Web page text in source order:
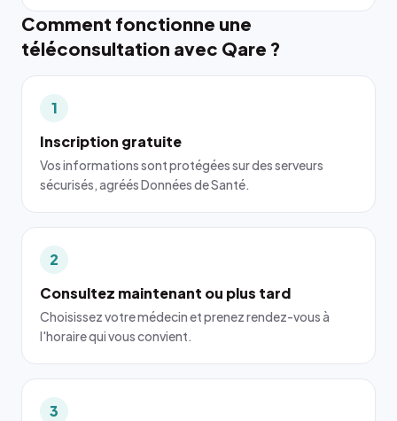
Comment fonctionne une
téléconsultation avec Qare ?
1
Inscription gratuite
Vos informations sont protégées sur des serveurs
sécurisés, agréés Données de Santé.
2
Consultez maintenant ou plus tard
Choisissez votre médecin et prenez rendez-vous à
l'horaire qui vous convient.
3